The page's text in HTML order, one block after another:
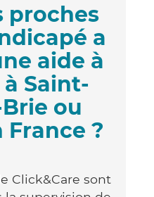
proches
a
aide à
Saint-
ou
France ?
Click&Care sont